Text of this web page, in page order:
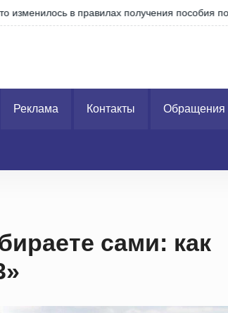
уходу
Реклама Контакты Обращения
сами: как